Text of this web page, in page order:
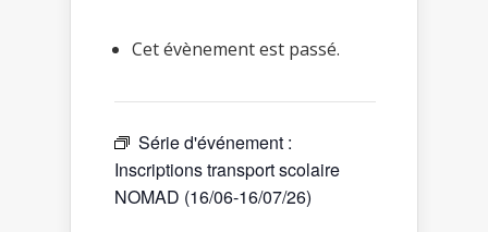
Cet évènement est passé.
Série d'événement :
Inscriptions transport scolaire
NOMAD (16/06-16/07/26)